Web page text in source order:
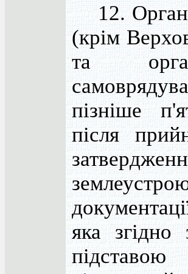
12.
(крім
та
пізніше
після
яка